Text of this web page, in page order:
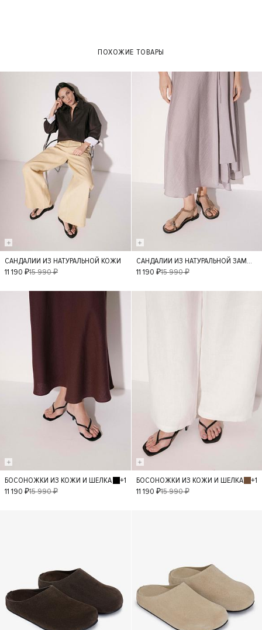
ПОХОЖИЕ ТОВАРЫ
40 36
39
САНДАЛИИ ИЗ НАТУРАЛЬНОЙ КОЖИ
11 190 ₽15 990 ₽
- 30%
40 36
38
39
САНДАЛИИ ИЗ НАТУРАЛЬНОЙ ЗАМШИ
11 190 ₽15 990 ₽
36 37
БОСОНОЖКИ ИЗ КОЖИ И ШЕЛКА
+1
11 190 ₽15 990 ₽ 36 37
БОСОНОЖКИ ИЗ КОЖИ И ШЕЛКА
+1
11 190 ₽15 990 ₽